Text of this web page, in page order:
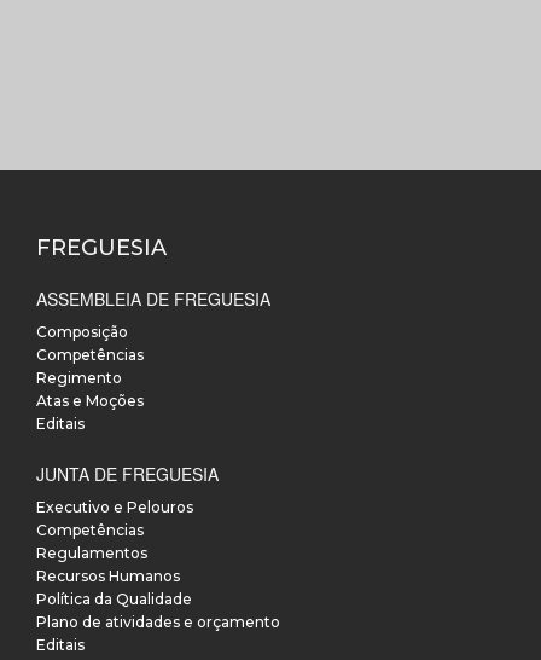
FREGUESIA
ASSEMBLEIA DE FREGUESIA
Composição
Competências
Regimento
Atas e Moções
Editais
JUNTA DE FREGUESIA
Executivo e Pelouros
Competências
Regulamentos
Recursos Humanos
Política da Qualidade
Plano de atividades e orçamento
Editais